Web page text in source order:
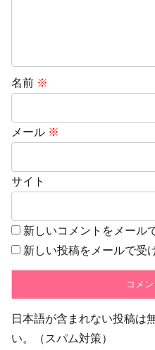
名前 ※
メール ※
サイト
新しいコメントをメール
新しい投稿をメールで受
日本語が含まれない投稿は
い。（スパム対策）